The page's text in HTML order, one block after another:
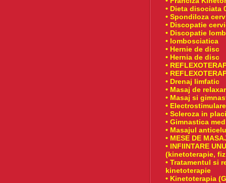
• Dieta disociata
• Spondiloza
• Discopatie
• Discopatie
• lombosciatica
• Hernie de disc
• Hernia de disc
•
•
• Drenaj limfatic
• Masaj de
• Masaj si
• Electrostimulare
• Scleroza in
• Gimnastica
• Masajul
• MESE DE
• INFIINTARE
(kinetoterapie,
• Tratamentul si
kinetoterapie
• Kinetoterapia